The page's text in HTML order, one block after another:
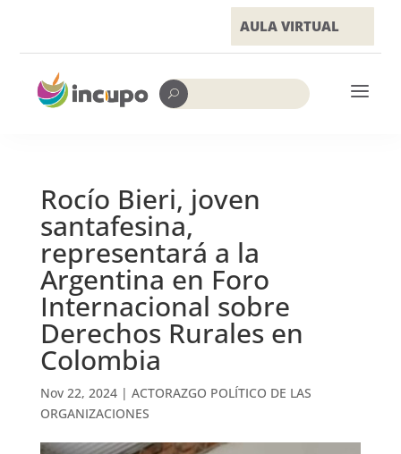
AULA VIRTUAL
U a
Rocío Bieri, joven
santafesina,
representará a la
Argentina en Foro
Internacional sobre
Derechos Rurales en
Colombia
Nov 22, 2024| ACTORAZGO POLÍTICO DE LAS
ORGANIZACIONES